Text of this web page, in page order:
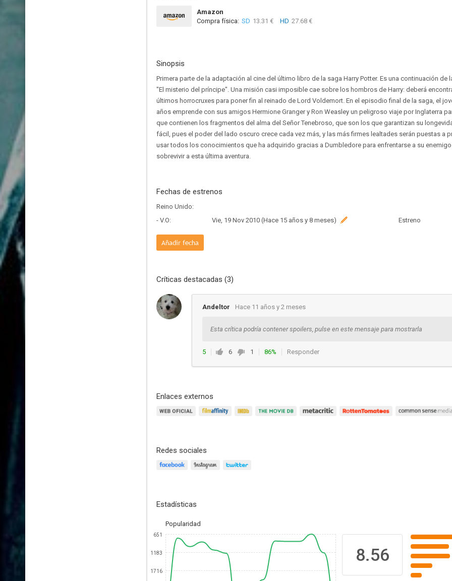
Amazon
Compra física: SD 13.31 € HD 27.68 €
Sinopsis
Primera parte de la adaptación al cine del último libro de la saga Harry Potter. Es una continuación de
"El misterio del príncipe". Una misión casi imposible cae sobre los hombros de Harry: deberá
últimos horrocruxes para poner fin al reinado de Lord Voldemort. En el episodio final de la saga, el
años emprende con sus amigos Hermione Granger y Ron Weasley un peligroso viaje por Inglaterra
que contienen los fragmentos del alma del Señor Tenebroso, que son los que garantizan su
fácil, pues el poder del lado oscuro crece cada vez más, y las más firmes lealtades serán puestas a
usar todos los conocimientos que ha adquirido gracias a Dumbledore para enfrentarse a su
sobrevivir a esta última aventura.
Fechas de estrenos
Reino Unido:
- V.O:
Vie, 19 Nov 2010 (Hace 15 años y 8 meses) Estreno
Añadir fecha
Críticas destacadas (3)
Andeltor Hace 11 años y 2 meses
Esta crítica podría contener spoilers, pulse en este mensaje para mostrarla
5 6 1 86% Responder
Enlaces externos
Redes sociales
Estadísticas
Popularidad
651
1183
1716
8.56